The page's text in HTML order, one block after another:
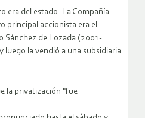
era del estado. La Compañía
principal accionista era el
Sánchez de Lozada (2001-
la vendió a una subsidiaria
la privatización "fue